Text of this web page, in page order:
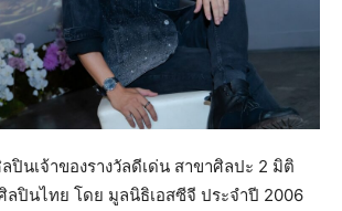
ปินเจ้าของรางวัลดีเด่น สาขาศิลปะ 2 มิติ
ลปินไทย โดย มูลนิธิเอสซีจี ประจำปี 2006